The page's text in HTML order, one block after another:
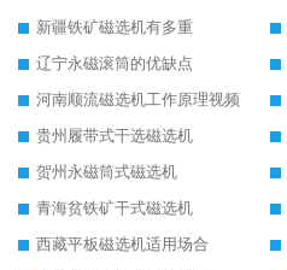
新疆铁矿磁选机有多重
辽宁永磁滚筒的优缺点
河南顺流磁选机工作原理视频
贵州履带式干选磁选机
贺州永磁筒式磁选机
青海贫铁矿干式磁选机
西藏平板磁选机适用场合